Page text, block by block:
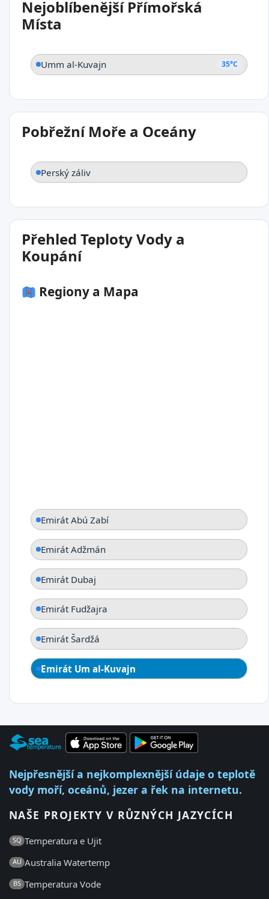
Umm al-Kuvajn
Nejoblíbenější Přímořská
Místa
Umm al-Kuvajn 35°C
Pobřežní Moře a Oceány
Perský záliv
Přehled Teploty Vody a
Koupání
Regiony a Mapa
Emirát Abú Zabí
Emirát Adžmán
Emirát Dubaj
Emirát Fudžajra
Emirát Šardžá
Emirát Um al-Kuvajn
Nejpřesnější a nejkomplexnější údaje o teplotě
vody moří, oceánů, jezer a řek na internetu.
NAŠE PROJEKTY V RŮZNÝCH JAZYCÍCH
SQ Temperatura e Ujit
AU Australia Watertemp
BS Temperatura Vode